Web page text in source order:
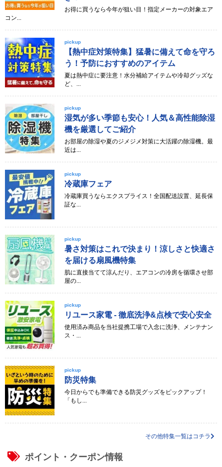
お得に買うなら今年が狙い目！指定メーカーの対象エア
コン...
pickup
【熱中症対策特集】猛暑に備えて命を守ろ
う！予防におすすめのアイテム
夏は熱中症に要注意！水分補給アイテムや冷却グッズな
ど、...
pickup
湿気が多い季節も安心！人気＆高性能除湿
機を厳選してご紹介
お部屋の除湿や夏のジメジメ対策に大活躍の除湿機。最
近は...
pickup
冷蔵庫フェア
冷蔵庫買うならエクスプライス！全国配送設置、延長保
証な...
pickup
暑さ対策はこれで決まり！涼しさと快適さ
を届ける扇風機特集
肌に直接当てて涼んだり、エアコンの冷房を循環させ部
屋の...
pickup
リユース家電 - 徹底洗浄&点検で安心安全
使用済み商品を当社提携工場で入念に洗浄、メンテナン
ス・...
pickup
防災特集
今日からでも準備できる防災グッズをピックアップ！
「もし...
その他特集一覧はコチラ
ポイント・クーポン情報